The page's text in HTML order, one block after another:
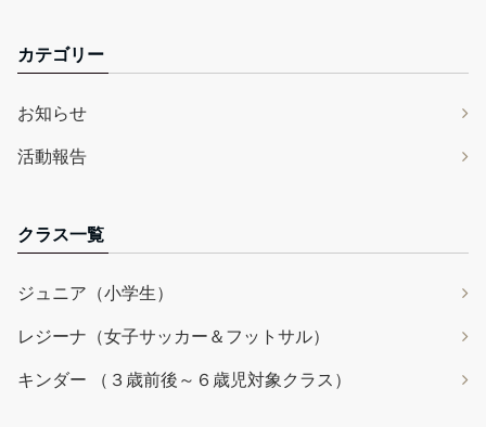
カテゴリー
お知らせ
活動報告
クラス一覧
ジュニア（小学生）
レジーナ（女子サッカー＆フットサル）
キンダー （３歳前後～６歳児対象クラス）